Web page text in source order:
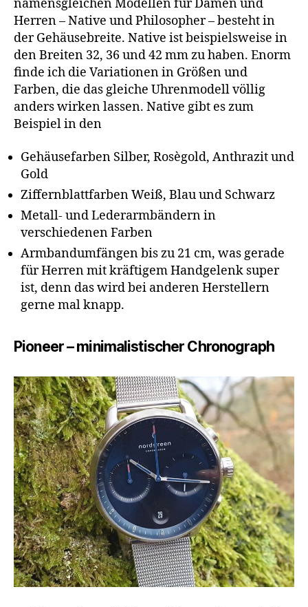
namensgleichen Modellen für Damen und
Herren – Native und Philosopher – besteht in
der Gehäusebreite. Native ist beispielsweise in
den Breiten 32, 36 und 42 mm zu haben. Enorm
finde ich die Variationen in Größen und
Farben, die das gleiche Uhrenmodell völlig
anders wirken lassen. Native gibt es zum
Beispiel in den
Gehäusefarben Silber, Rosègold, Anthrazit und
Gold
Ziffernblattfarben Weiß, Blau und Schwarz
Metall- und Lederarmbändern in
verschiedenen Farben
Armbandumfängen bis zu 21 cm, was gerade
für Herren mit kräftigem Handgelenk super
ist, denn das wird bei anderen Herstellern
gerne mal knapp.
Pioneer – minimalistischer Chronograph